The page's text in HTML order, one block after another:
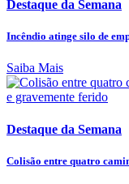
Destaque da Semana
Incêndio atinge silo de
Saiba Mais
Destaque da Semana
Colisão entre quatro